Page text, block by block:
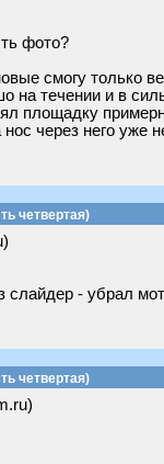
фото?
смогу только
на течении и в
площадку
через него уже
четвертая)
слайдер - убрал
четвертая)